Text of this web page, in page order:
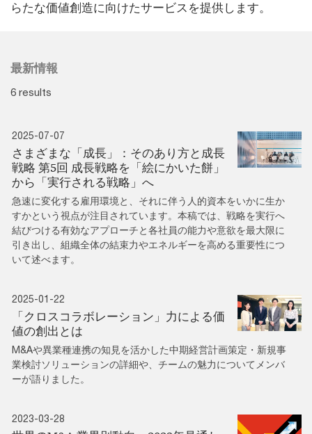
らたな価値創造に向けたサービスを提供します。
最新情報
6 results
2025-07-07
さまざまな「成長」：そのあり方と成長
戦略 第5回 成長戦略を「絵にかいた餅」
から「実行される戦略」へ
急速に変化する雇用環境と、それに伴う人的資本をいかに生か
すかという視点が注目されています。本稿では、戦略を実行へ
結びつける有効なアプローチと各社員の能力や意欲を最大限に
引き出し、組織全体の結束力やエネルギーを高める重要性につ
いて述べます。
2025-01-22
「クロスコラボレーション」力による価
値の創出とは
M&Aや異業種連携の知見を活かした中期経営計画策定・新規事
業検討ソリューションの詳細や、チームの魅力についてメンバ
ーが語りました。
2023-03-28